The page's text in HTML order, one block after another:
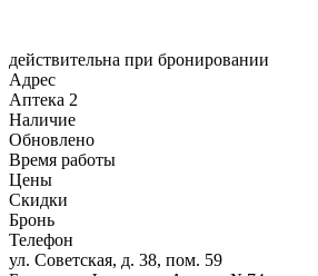
действительна при бронировании
Адрес
Аптека 2
Наличие
Обновлено
Время работы
Цены
Скидки
Бронь
Телефон
ул. Советская, д. 38, пом. 59